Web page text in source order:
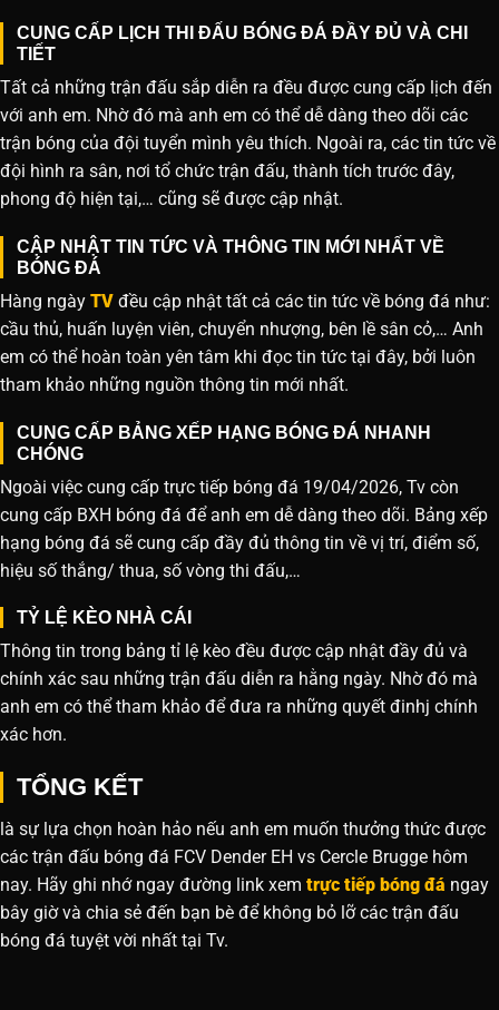
CUNG CẤP LỊCH THI ĐẤU BÓNG ĐÁ ĐẦY ĐỦ VÀ CHI
TIẾT
Tất cả những trận đấu sắp diễn ra đều được cung cấp lịch đến
với anh em. Nhờ đó mà anh em có thể dễ dàng theo dõi các
trận bóng của đội tuyển mình yêu thích. Ngoài ra, các tin tức về
đội hình ra sân, nơi tổ chức trận đấu, thành tích trước đây,
phong độ hiện tại,… cũng sẽ được cập nhật.
CẬP NHẬT TIN TỨC VÀ THÔNG TIN MỚI NHẤT VỀ
BÓNG ĐÁ
Hàng ngày TV đều cập nhật tất cả các tin tức về bóng đá như:
cầu thủ, huấn luyện viên, chuyển nhượng, bên lề sân cỏ,… Anh
em có thể hoàn toàn yên tâm khi đọc tin tức tại đây, bởi luôn
tham khảo những nguồn thông tin mới nhất.
CUNG CẤP BẢNG XẾP HẠNG BÓNG ĐÁ NHANH
CHÓNG
Ngoài việc cung cấp trực tiếp bóng đá 19/04/2026, Tv còn
cung cấp BXH bóng đá để anh em dễ dàng theo dõi. Bảng xếp
hạng bóng đá sẽ cung cấp đầy đủ thông tin về vị trí, điểm số,
hiệu số thắng/ thua, số vòng thi đấu,…
TỶ LỆ KÈO NHÀ CÁI
Thông tin trong bảng tỉ lệ kèo đều được cập nhật đầy đủ và
chính xác sau những trận đấu diễn ra hằng ngày. Nhờ đó mà
anh em có thể tham khảo để đưa ra những quyết đinhj chính
xác hơn.
TỔNG KẾT
là sự lựa chọn hoàn hảo nếu anh em muốn thưởng thức được
các trận đấu bóng đá FCV Dender EH vs Cercle Brugge hôm
nay. Hãy ghi nhớ ngay đường link xem trực tiếp bóng đá ngay
bây giờ và chia sẻ đến bạn bè để không bỏ lỡ các trận đấu
bóng đá tuyệt vời nhất tại Tv.